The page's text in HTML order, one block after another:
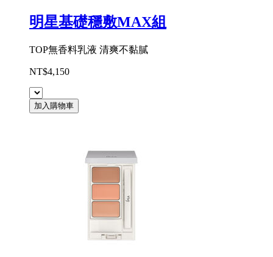
明星基礎穩敷MAX組
TOP無香料乳液 清爽不黏膩
NT$4,150
加入購物車